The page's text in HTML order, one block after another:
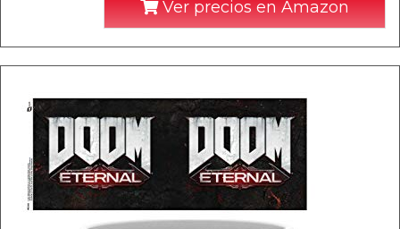
Ver precios en Amazon